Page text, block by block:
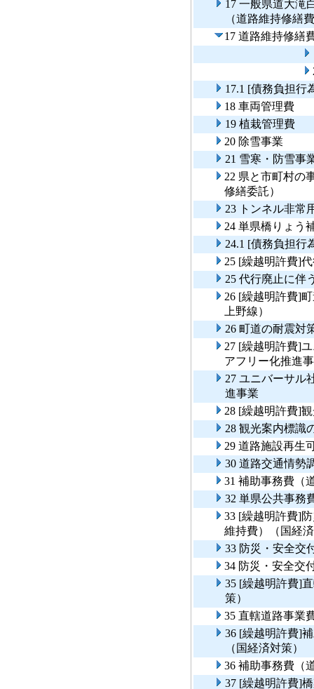
17 一般県道大滝
（道路維持修繕
17 道路維持修繕
17.1 [債務負担行
18 車両管理費
19 植栽管理費
20 除雪事業
21 雪寒・防雪事
22 県と市町村の
修繕委託）
23 トンネル非常
24 単県橋りょう
24.1 [債務負担行
25 [繰越明許費]
25 代行廃止に伴
26 [繰越明許費]
上野線）
26 町道の耐震対
27 [繰越明許費]
アフリー化推進
27 ユニバーサル
進事業
28 [繰越明許費]
28 観光案内標
29 道路施設再生
30 道路交通情勢
31 補助事務費（
32 単県公共事務
33 [繰越明許費]
維持費）（国経
33 防災・安全交
34 防災・安全交
35 [繰越明許費]
策）
35 直轄道路事業
36 [繰越明許費]
（国経済対策）
36 補助事務費（
37 [繰越明許費]